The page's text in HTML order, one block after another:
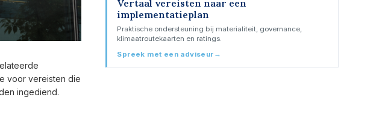
voor vereisten die
ingediend.
Vertaal vereisten naar een
implementatieplan
Praktische ondersteuning bij materialiteit, governance,
klimaatroutekaarten en ratings.
Spreek met een adviseur →